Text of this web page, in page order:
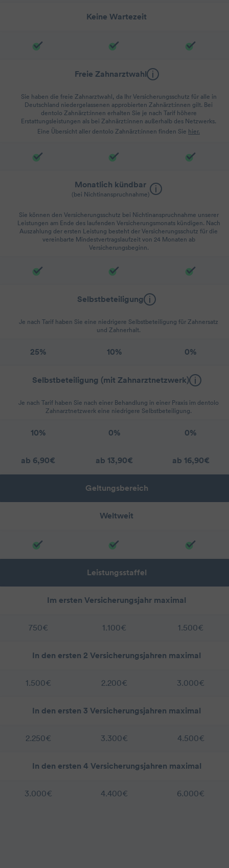
Keine Wartezeit
Freie Zahnarztwahl
Sie haben die freie Zahnarztwahl, da Ihr Versicherungsschutz für alle in
Deutschland niedergelassenen approbierten Zahnärzt:innen gilt. Bei
dentolo Zahnärzt:innen erhalten Sie je nach Tarif höhere
Erstattungsleistungen als bei Zahnärzt:innen außerhalb des Netzwerks.
Eine Übersicht aller dentolo Zahnärzt:innen finden Sie hier.
Monatlich kündbar
(bei Nichtinanspruchnahme)
Sie können den Versicherungsschutz bei Nichtinanspruchnahme unserer
Leistungen am Ende des laufenden Versicherungsmonats kündigen. Nach
Auszahlung der ersten Leistung besteht der Versicherungsschutz für die
vereinbarte Mindestvertragslaufzeit von 24 Monaten ab
Versicherungsbeginn.
Selbstbeteiligung
Je nach Tarif haben Sie eine niedrigere Selbstbeteiligung für Zahnersatz
und Zahnerhalt.
25% 10% 0%
Selbstbeteiligung (mit Zahnarztnetzwerk)
Je nach Tarif haben Sie nach einer Behandlung in einer Praxis im dentolo
Zahnarztnetzwerk eine niedrigere Selbstbeteiligung.
10% 0% 0%
ab 6,90€ ab 13,90€ ab 16,90€
Geltungsbereich
Weltweit
Leistungsstaffel
Im ersten Versicherungsjahr maximal
750€ 1.100€ 1.500€
In den ersten 2 Versicherungsjahren maximal
1.500€ 2.200€ 3.000€
In den ersten 3 Versicherungsjahren maximal
2.250€ 3.300€ 4.500€
In den ersten 4 Versicherungsjahren maximal
3.000€ 4.400€ 6.000€